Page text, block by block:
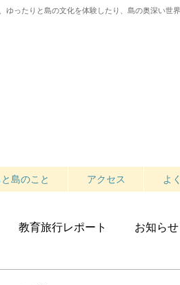
ゆったりと島の文化を体験したり 、島の奥深い世
島のこと アクセス よ
教育旅行レポート お知らせ